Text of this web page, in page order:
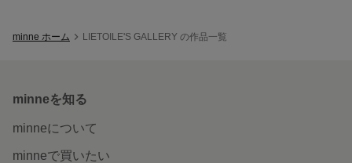
minne ホーム LIETOILE'S GALLERY の作品一覧
minneを知る
minneについて
minneで買いたい